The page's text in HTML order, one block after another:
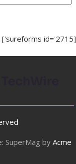
[sureforms id='2715']
SuperMag byAcme